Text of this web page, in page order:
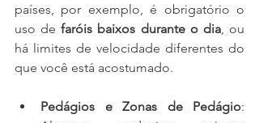
países, por exemplo, é obrigatório o
uso de faróis baixos durante o dia, ou
há limites de velocidade diferentes do
que você está acostumado.
Pedágios e Zonas de Pedágio: